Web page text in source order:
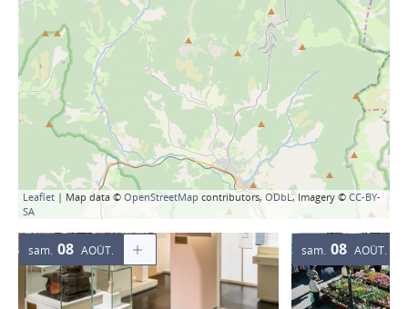
Leaflet | Map data © OpenStreetMap contributors, ODbL, Imagery © CC-BY-
SA
sam. 08 AOÛT sam. 08 AOÛT